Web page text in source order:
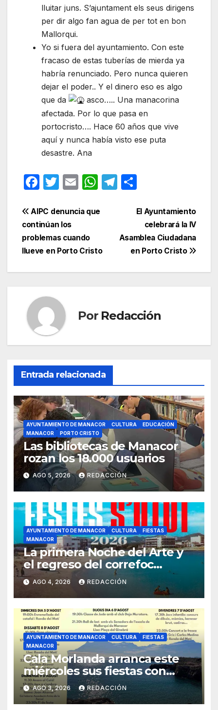
lluitar juns. S’ajuntament els seus dirigens
per dir algo fan agua de per tot en bon
Mallorqui.
Yo si fuera del ayuntamiento. Con este
fracaso de estas tuberías de mierda ya
habría renunciado. Pero nunca quieren
dejar el poder.. Y el dinero eso es algo
que da
asco….. Una manacorina
afectada. Por lo que pasa en
portocristo…. Hace 60 años que vive
aquí y nunca había visto ese puta
desastre. Ana
F
c
e
b
o
o
T
itt
er
E
ail
W
at
p
p
T
a
m
p
ar
tir
Navegación
de
entradas
El Ayuntamiento
celebrará la IV
Asamblea Ciudadana
en Porto Cristo
AIPC denuncia que
continúan los
problemas cuando
llueve en Porto Cristo
Por Redacción
Entrada relacionada
AYUNTAMIENTO DE MANACOR CULTURA
EDUCACIÓN
MANACOR
PORTO CRISTO
Las bibliotecas de Manacor
rozan los 18.000 usuarios
AGO 5, 2026 REDACCIÓN
AYUNTAMIENTO DE MANACOR CULTURA
FIESTAS
MANACOR
La primera Noche del Arte y
el regreso del correfoc
marcan las Fiestas de Verano
de S’Illot 2026
AGO 4, 2026 REDACCIÓN
AYUNTAMIENTO DE MANACOR CULTURA
FIESTAS
MANACOR
Cala Morlanda arranca este
miércoles sus fiestas con
actos infantiles, música y
teatro
AGO 3, 2026 REDACCIÓN